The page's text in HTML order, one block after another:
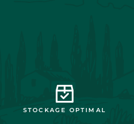
STOCKAGE OPTIMAL